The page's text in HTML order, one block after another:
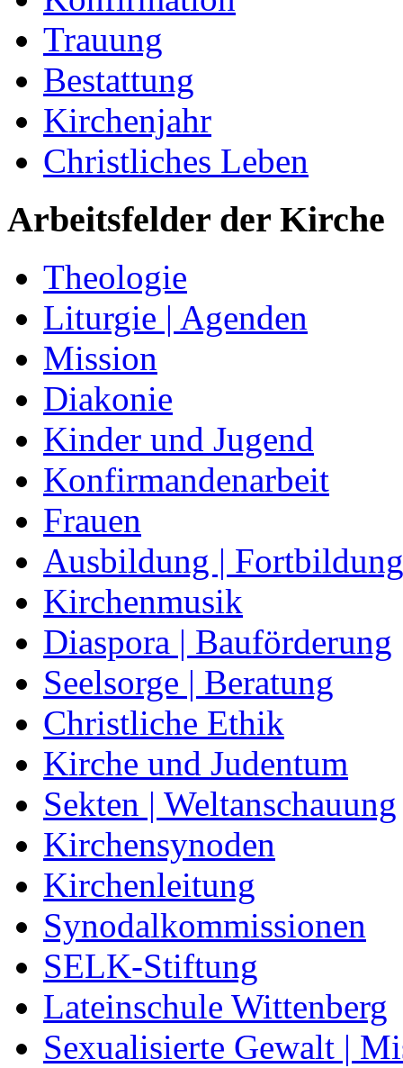
Trauung
Bestattung
Kirchenjahr
Christliches Leben
Arbeitsfelder der Kirche
Theologie
Liturgie | Agenden
Mission
Diakonie
Kinder und Jugend
Konfirmandenarbeit
Frauen
Ausbildung | Fortbildung
Kirchenmusik
Diaspora | Bauförderung
Seelsorge | Beratung
Christliche Ethik
Kirche und Judentum
Sekten | Weltanschauung
Kirchensynoden
Kirchenleitung
Synodalkommissionen
SELK-Stiftung
Lateinschule Wittenberg
Sexualisierte Gewalt |